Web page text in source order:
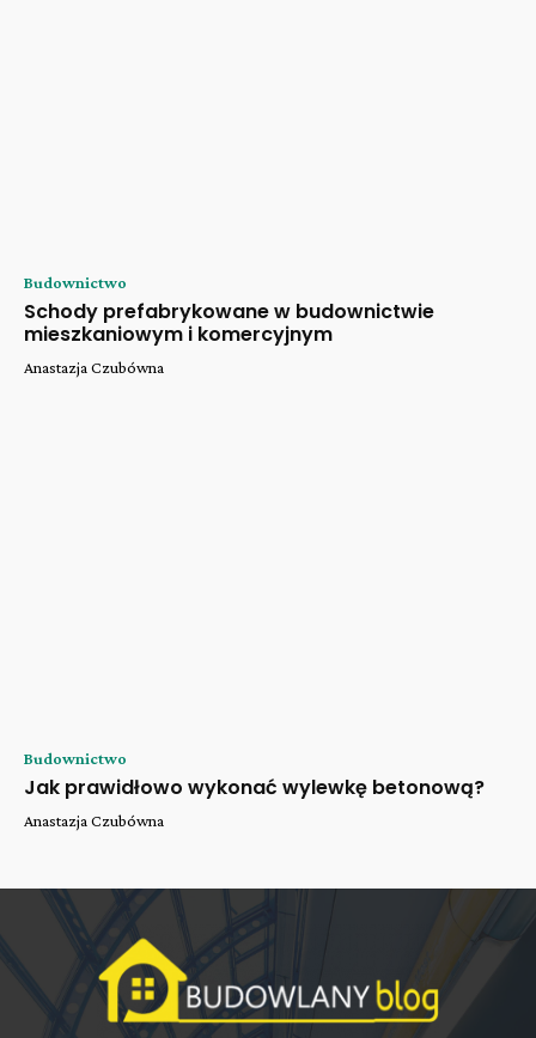
Budownictwo
Schody prefabrykowane w budownictwie
mieszkaniowym i komercyjnym
Anastazja Czubówna
Budownictwo
Jak prawidłowo wykonać wylewkę betonową?
Anastazja Czubówna